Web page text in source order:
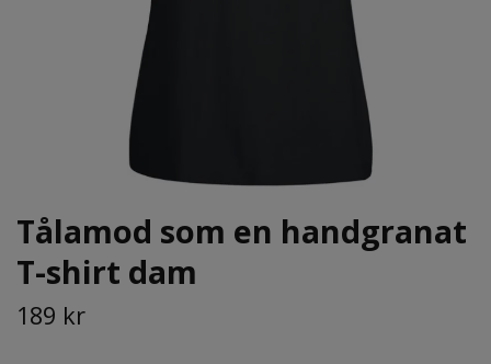
Tålamod som en handgranat
T-shirt dam
189 kr